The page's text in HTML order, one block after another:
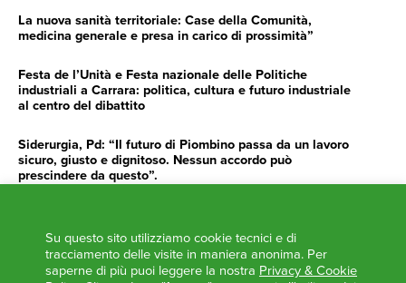
La nuova sanità territoriale: Case della Comunità,
medicina generale e presa in carico di prossimità”
Festa de l’Unità e Festa nazionale delle Politiche
industriali a Carrara: politica, cultura e futuro industriale
al centro del dibattito
Siderurgia, Pd: “Il futuro di Piombino passa da un lavoro
sicuro, giusto e dignitoso. Nessun accordo può
prescindere da questo”.
impegno e determinazione delle istituzioni”
AGENDA
Su questo sito utilizziamo cookie tecnici e di
tracciamento delle visite in maniera anonima. Per
saperne di più puoi leggere la nostra Privacy & Cookie